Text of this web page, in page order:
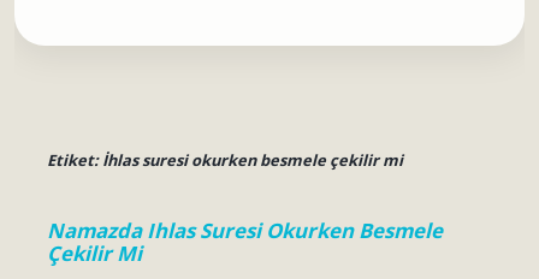
Etiket:İhlas suresi okurken besmele çekilir mi
Namazda Ihlas Suresi Okurken Besmele
Çekilir Mi